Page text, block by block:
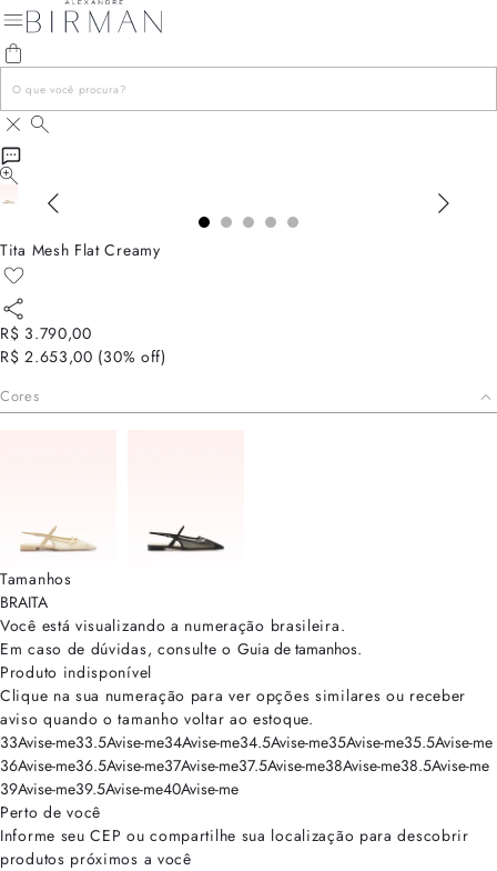
Tita Mesh Flat Creamy
R$ 3.790,00
R$ 2.653,00 (30% off)
Cores
Tamanhos
BRAITA
Você está visualizando a numeração brasileira.
Em caso de dúvidas, consulte o Guia de tamanhos.
Produto indisponível
Clique na sua numeração para ver opções similares ou receber
aviso quando o tamanho voltar ao estoque.
33Avise-me33.5Avise-me34Avise-me34.5Avise-me35Avise-me35.5Avise-me
36Avise-me36.5Avise-me37Avise-me37.5Avise-me38Avise-me38.5Avise-me
39Avise-me39.5Avise-me40Avise-me
Perto de você
Informe seu CEP ou compartilhe sua localização para descobrir
produtos próximos a você